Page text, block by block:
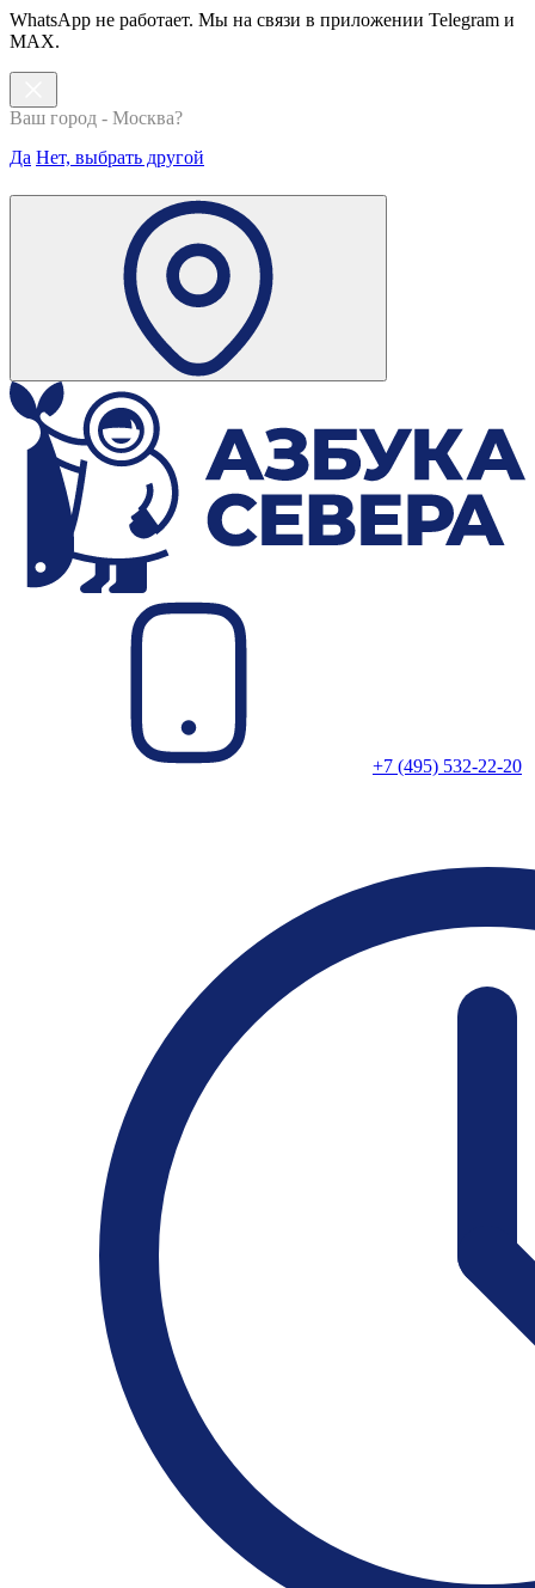
WhatsApp не работает. Мы на связи в приложении Telegram и
MAX.
Ваш город - Москва?
Да Нет, выбрать другой
+7 (495) 532-22-20